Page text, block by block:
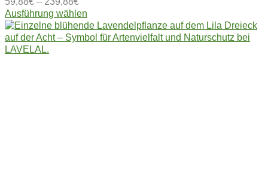
Ausführung wählen
Produkt
weist